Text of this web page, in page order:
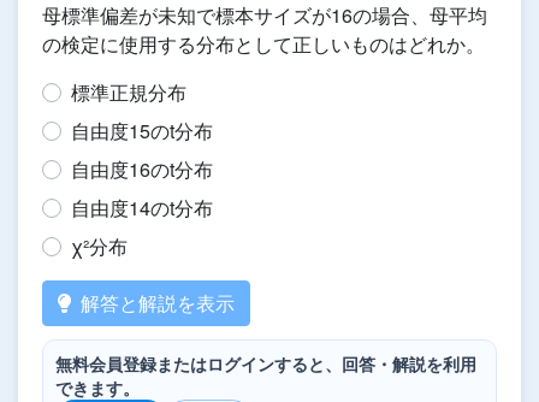
母標準偏差が未知で標本サイズが16の場合、母平均
の検定に使用する分布として正しいものはどれか。
標準正規分布
自由度15のt分布
自由度16のt分布
自由度14のt分布
χ²分布
解答と解説を表示
無料会員登録またはログインすると、回答・解説を利用
できます。